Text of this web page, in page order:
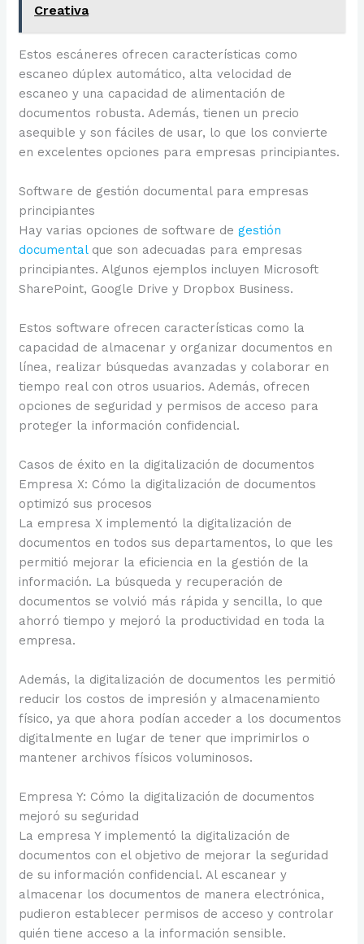
Creativa
Estos escáneres ofrecen características como
escaneo dúplex automático, alta velocidad de
escaneo y una capacidad de alimentación de
documentos robusta. Además, tienen un precio
asequible y son fáciles de usar, lo que los convierte
en excelentes opciones para empresas principiantes.
Software de gestión documental para empresas
principiantes
Hay varias opciones de software degestión
documentalque son adecuadas para empresas
principiantes. Algunos ejemplos incluyen Microsoft
SharePoint, Google Drive y Dropbox Business.
Estos software ofrecen características como la
capacidad de almacenar y organizar documentos en
línea, realizar búsquedas avanzadas y colaborar en
tiempo real con otros usuarios. Además, ofrecen
opciones de seguridad y permisos de acceso para
proteger la información confidencial.
Casos de éxito en la digitalización de documentos
Empresa X: Cómo la digitalización de documentos
optimizó sus procesos
La empresa X implementó la digitalización de
documentos en todos sus departamentos, lo que les
permitió mejorar la eficiencia en la gestión de la
información. La búsqueda y recuperación de
documentos se volvió más rápida y sencilla, lo que
ahorró tiempo y mejoró la productividad en toda la
empresa.
Además, la digitalización de documentos les permitió
reducir los costos de impresión y almacenamiento
físico, ya que ahora podían acceder a los documentos
digitalmente en lugar de tener que imprimirlos o
mantener archivos físicos voluminosos.
Empresa Y: Cómo la digitalización de documentos
mejoró su seguridad
La empresa Y implementó la digitalización de
documentos con el objetivo de mejorar la seguridad
de su información confidencial. Al escanear y
almacenar los documentos de manera electrónica,
pudieron establecer permisos de acceso y controlar
quién tiene acceso a la información sensible.